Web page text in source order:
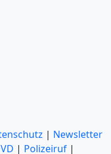
| Newsletter
| Polizeiruf |